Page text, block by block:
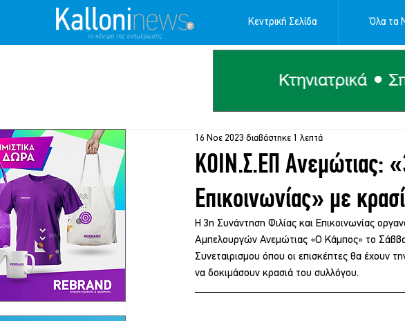
Κεντρική Σελίδα Όλα τα
ΚΟΙΝ.Σ.ΕΠ Ανεμώτιας:
Επικοινωνίας» με
16 Νοε 2023 διαβάστηκε 1 λεπτά
Η 3η Συνάντηση Φιλίας και Επικοινωνίας
Αμπελουργών Ανεμώτιας «Ο Κάμπος» το
Συνεταιρισμου όπου οι επισκέπτες θα έχουν
να δοκιμάσουν κρασιά του συλλόγου.